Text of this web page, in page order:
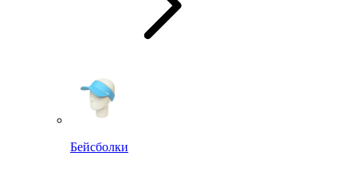
Бейсболки